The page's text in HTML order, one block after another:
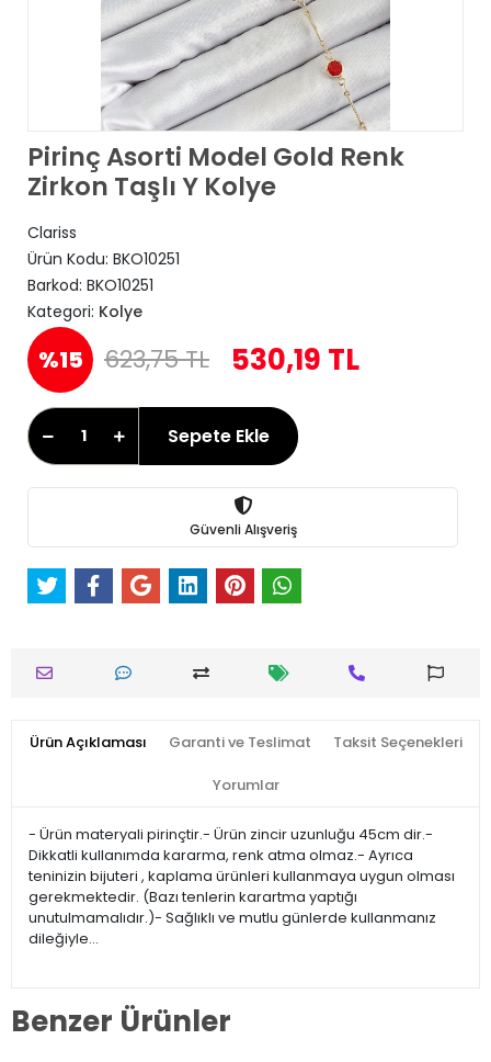
Pirinç Asorti Model Gold Renk
Zirkon Taşlı Y Kolye
Clariss
Ürün Kodu: BKO10251
Barkod: BKO10251
Kategori: Kolye
%15 623,75 TL 530,19 TL
Sepete Ekle
Güvenli Alışveriş
Ürün Açıklaması Garanti ve Teslimat Taksit Seçenekleri
Yorumlar
- Ürün materyali pirinçtir.- Ürün zincir uzunluğu 45cm dir.-
Dikkatli kullanımda kararma, renk atma olmaz.- Ayrıca
teninizin bijuteri , kaplama ürünleri kullanmaya uygun olması
gerekmektedir. (Bazı tenlerin karartma yaptığı
unutulmamalıdır.)- Sağlıklı ve mutlu günlerde kullanmanız
dileğiyle…
Benzer Ürünler